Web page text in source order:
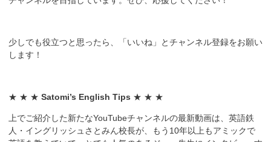
少しでも役立つと思ったら、「いいね」とチャンネル登録をお願い
します！
★ ★ ★ Satomi’s English Tips ★ ★ ★
上でご紹介した新たなYouTubeチャンネルの最新動画は、英語鉄
人・イングリッシュさとみん校長が、もう10年以上もアミックで